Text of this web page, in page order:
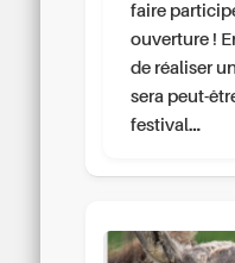
faire
ouverture !
de réaliser
sera peut-
festival…